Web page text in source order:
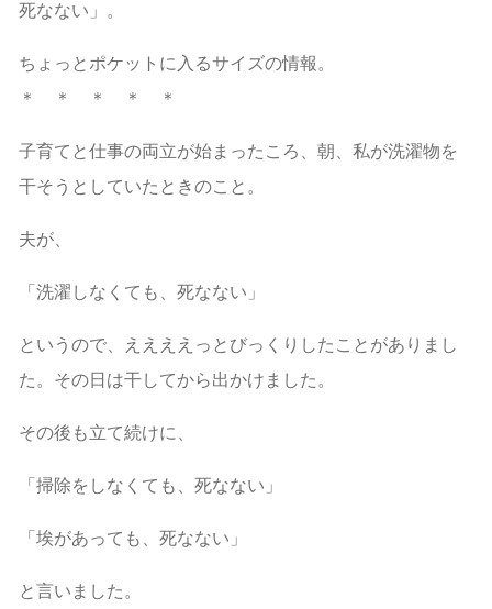
死なない」。
ちょっとポケットに入るサイズの情報。
＊ ＊ ＊ ＊ ＊
子育てと仕事の両立が始まったころ、朝、私が洗濯物を
干そうとしていたときのこと。
夫が、
「洗濯しなくても、死なない」
というので、ええええっとびっくりしたことがありまし
た。その日は干してから出かけました。
その後も立て続けに、
「掃除をしなくても、死なない」
「埃があっても、死なない」
と言いました。